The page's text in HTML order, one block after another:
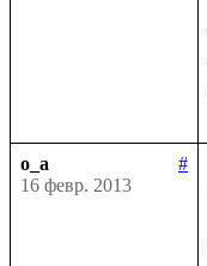
o_a
#
16 февр. 2013